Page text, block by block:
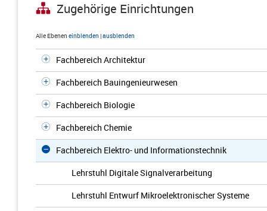
Zugehörige Einrichtungen
Alle Ebenen einblenden |ausblenden
Fachbereich Architektur
Fachbereich Bauingenieurwesen
Fachbereich Biologie
Fachbereich Chemie
Fachbereich Elektro- und Informationstechnik
Lehrstuhl Digitale Signalverarbeitung
Lehrstuhl Entwurf Mikroelektronischer Systeme